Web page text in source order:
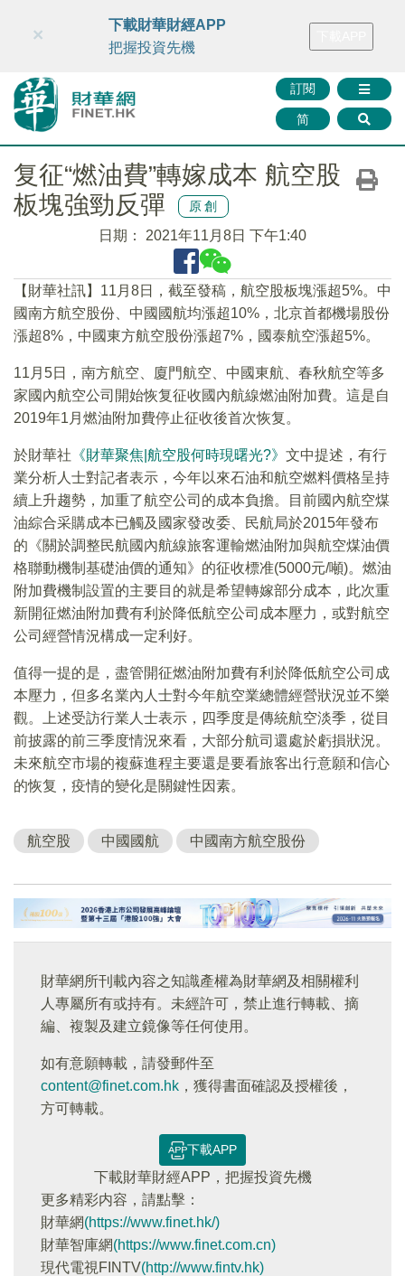
財華智庫網 FINTV FINMETA 財華證券 媒體矩陣
訂閱
简
×
下載財華財經APP
把握投資先機
复征“燃油費”轉嫁成本 航空股
板塊強勁反彈
原創
日期： 2021年11月8日 下午1:40
【財華社訊】11月8日，截至發稿，航空股板塊漲超5%。中
國南方航空股份、中國國航均漲超10%，北京首都機場股份
漲超8%，中國東方航空股份漲超7%，國泰航空漲超5%。
11月5日，南方航空、廈門航空、中國東航、春秋航空等多
家國內航空公司開始恢复征收國內航線燃油附加費。這是自
2019年1月燃油附加費停止征收後首次恢复。
於財華社 《財華聚焦|航空股何時現曙光?》 文中提述，有行
業分析人士對記者表示，今年以來石油和航空燃料價格呈持
續上升趨勢，加重了航空公司的成本負擔。目前國內航空煤
油綜合采購成本已觸及國家發改委、民航局於2015年發布
的《關於調整民航國內航線旅客運輸燃油附加與航空煤油價
格聯動機制基礎油價的通知》的征收標准(5000元/噸)。燃油
附加費機制設置的主要目的就是希望轉嫁部分成本，此次重
新開征燃油附加費有利於降低航空公司成本壓力，或對航空
公司經營情況構成一定利好。
值得一提的是，盡管開征燃油附加費有利於降低航空公司成
本壓力，但多名業內人士對今年航空業總體經營狀況並不樂
觀。上述受訪行業人士表示，四季度是傳統航空淡季，從目
前披露的前三季度情況來看，大部分航司還處於虧損狀況。
未來航空市場的複蘇進程主要還是要看旅客出行意願和信心
的恢复，疫情的變化是關鍵性因素。
航空股 中國國航 中國南方航空股份
財華網所刊載內容之知識產權為財華網及相關權利
人專屬所有或持有。未經許可，禁止進行轉載、摘
編、複製及建立鏡像等任何使用。
如有意願轉載，請發郵件至
content@finet.com.hk ，獲得書面確認及授權後，
方可轉載。
下載APP
下載財華財經APP，把握投資先機
更多精彩内容，請點擊：
財華網(https://www.finet.hk/)
財華智庫網(https://www.finet.com.cn)
現代電視FINTV(http://www.fintv.hk)